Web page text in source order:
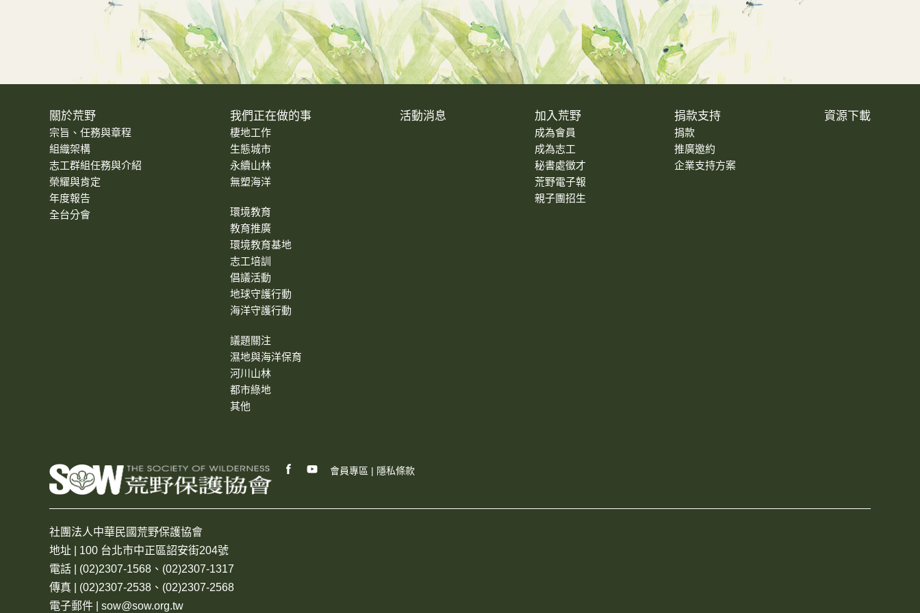
關於荒野
宗旨、任務與章程
組織架構
志工群組任務與介紹
榮耀與肯定
年度報告
全台分會
我們正在做的事
棲地工作
生態城市
永續山林
無塑海洋
環境教育
教育推廣
環境教育基地
志工培訓
倡議活動
地球守護行動
海洋守護行動
議題關注
濕地與海洋保育
河川山林
都市綠地
其他
活動消息 加入荒野
成為會員
成為志工
秘書處徵才
荒野電子報
親子團招生
捐款支持
捐款
推廣邀約
企業支持方案
資源下載
會員專區 | 隱私條款
社團法人中華民國荒野保護協會
地址 | 100 台北市中正區詔安街204號
電話 | (02)2307-1568、(02)2307-1317
傳真 | (02)2307-2538、(02)2307-2568
電子郵件 | sow@sow.org.tw